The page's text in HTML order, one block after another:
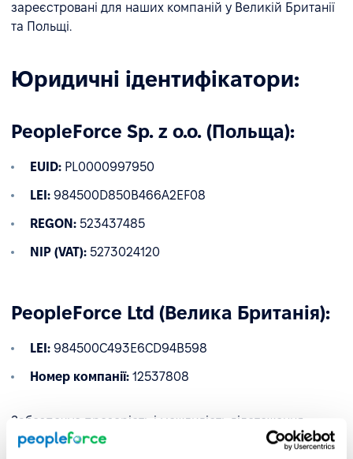
зареєстровані для наших компаній у Великій Британії
та Польщі.
Юридичні ідентифікатори:
PeopleForce Sp. z o.o. (Польща):
EUID: PL0000997950
LEI: 984500D850B466A2EF08
REGON: 523437485
NIP (VAT): 5273024120
PeopleForce Ltd (Велика Британія):
LEI: 984500C493E6CD94B598
Номер компанії: 12537808
Забезпечує прозорість і можливість відстеження
транскордонних операцій.